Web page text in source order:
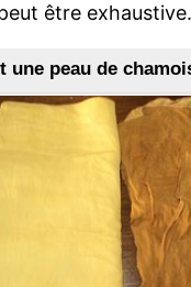
être exhaustive.
une peau de